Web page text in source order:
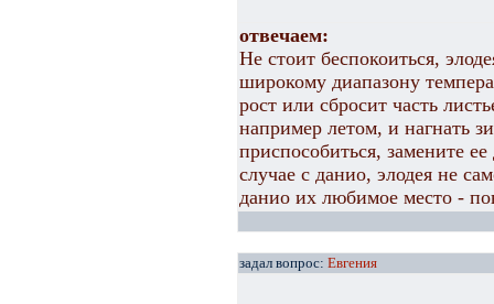
отвечаем:
Не стоит беспокоиться,
широкому диапазону
рост или сбросит часть
например летом, и нагнать
приспособиться, замените
случае с данио, элодея не
данио их любимое место -
задал вопрос: Евгения